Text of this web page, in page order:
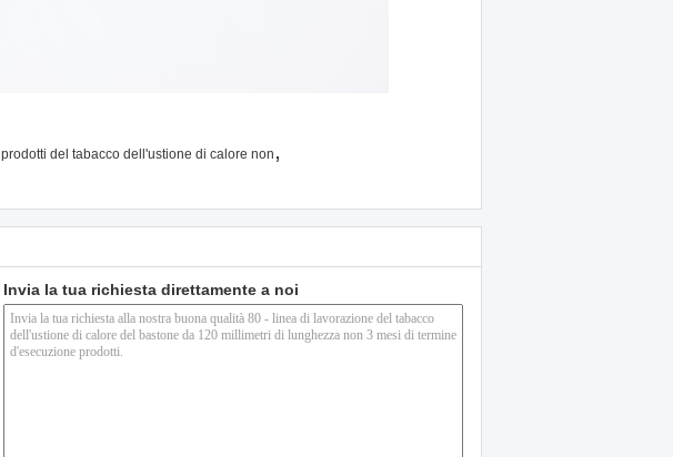
prodotti del tabacco dell'ustione di calore non ,
Invia la tua richiesta direttamente a noi